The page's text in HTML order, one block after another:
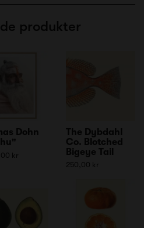
produkter
Dohn
kr
The Dybdahl
Co. Blotched
Bigeye Tail
250,00 kr